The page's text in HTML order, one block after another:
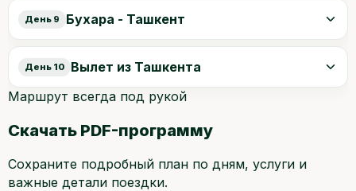
День 9 Бухара - Ташкент
День 10
Вылет из Ташкента
Маршрут всегда под рукой
Скачать PDF-программу
Сохраните подробный план по дням, услуги и
важные детали поездки.